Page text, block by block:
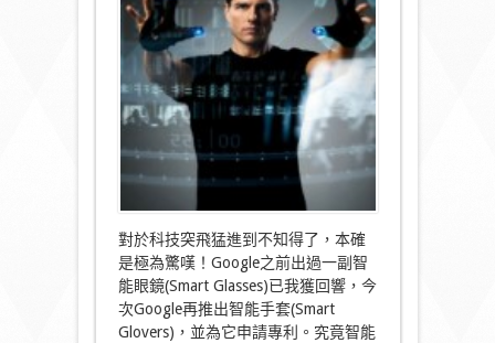
打
字
都
唔
洗
用
Keyboard
~〉
中
對於科技突飛猛進到不知得了，本確
是極為驚嘆！Google之前出過一副智
能眼鏡(Smart Glasses)已我獲回響，今
次Google再推出智能手套(Smart
Glovers)，並為它申請專利。究竟智能